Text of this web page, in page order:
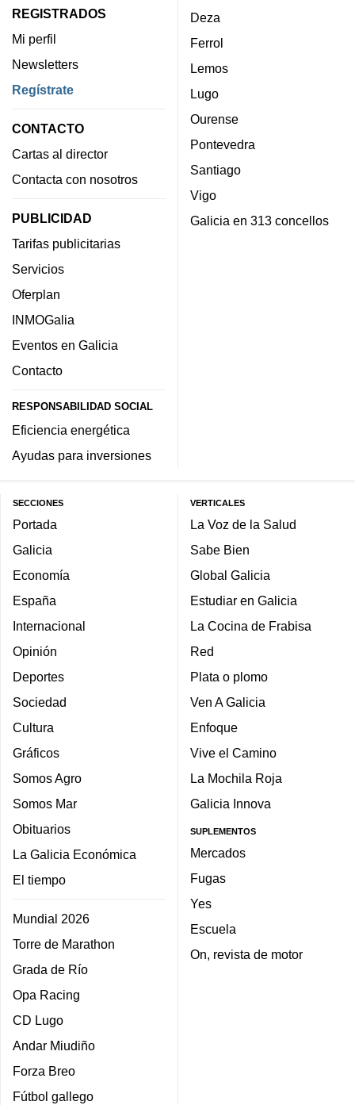
REGISTRADOS
Mi perfil
Newsletters
Regístrate
CONTACTO
Cartas al director
Contacta con nosotros
PUBLICIDAD
Tarifas publicitarias
Servicios
Oferplan
INMOGalia
Eventos en Galicia
Contacto
RESPONSABILIDAD SOCIAL
Eficiencia energética
Ayudas para inversiones
Deza
Ferrol
Lemos
Lugo
Ourense
Pontevedra
Santiago
Vigo
Galicia en 313 concellos
SECCIONES
Portada
Galicia
Economía
España
Internacional
Opinión
Deportes
Sociedad
Cultura
Gráficos
Somos Agro
Somos Mar
Obituarios
La Galicia Económica
El tiempo
Mundial 2026
Torre de Marathon
Grada de Río
Opa Racing
CD Lugo
Andar Miudiño
Forza Breo
Fútbol gallego
VERTICALES
La Voz de la Salud
Sabe Bien
Global Galicia
Estudiar en Galicia
La Cocina de Frabisa
Red
Plata o plomo
Ven A Galicia
Enfoque
Vive el Camino
La Mochila Roja
Galicia Innova
SUPLEMENTOS
Mercados
Fugas
Yes
Escuela
On, revista de motor